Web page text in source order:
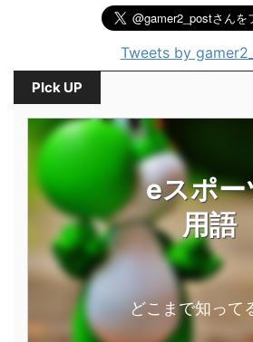
Tweets by
PIck UP
eスポー
用語
どこまで知って